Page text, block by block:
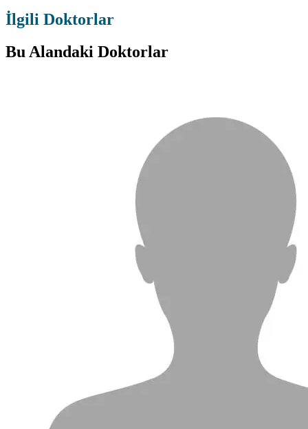
İlgili Doktorlar
Bu Alandaki Doktorlar